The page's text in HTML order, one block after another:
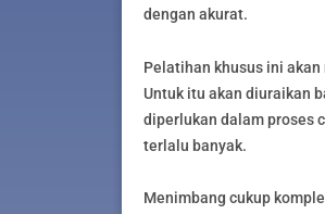
dengan akurat.
Pelatihan khusus ini
Untuk itu akan diuraikan
diperlukan dalam proses
terlalu banyak.
Menimbang cukup